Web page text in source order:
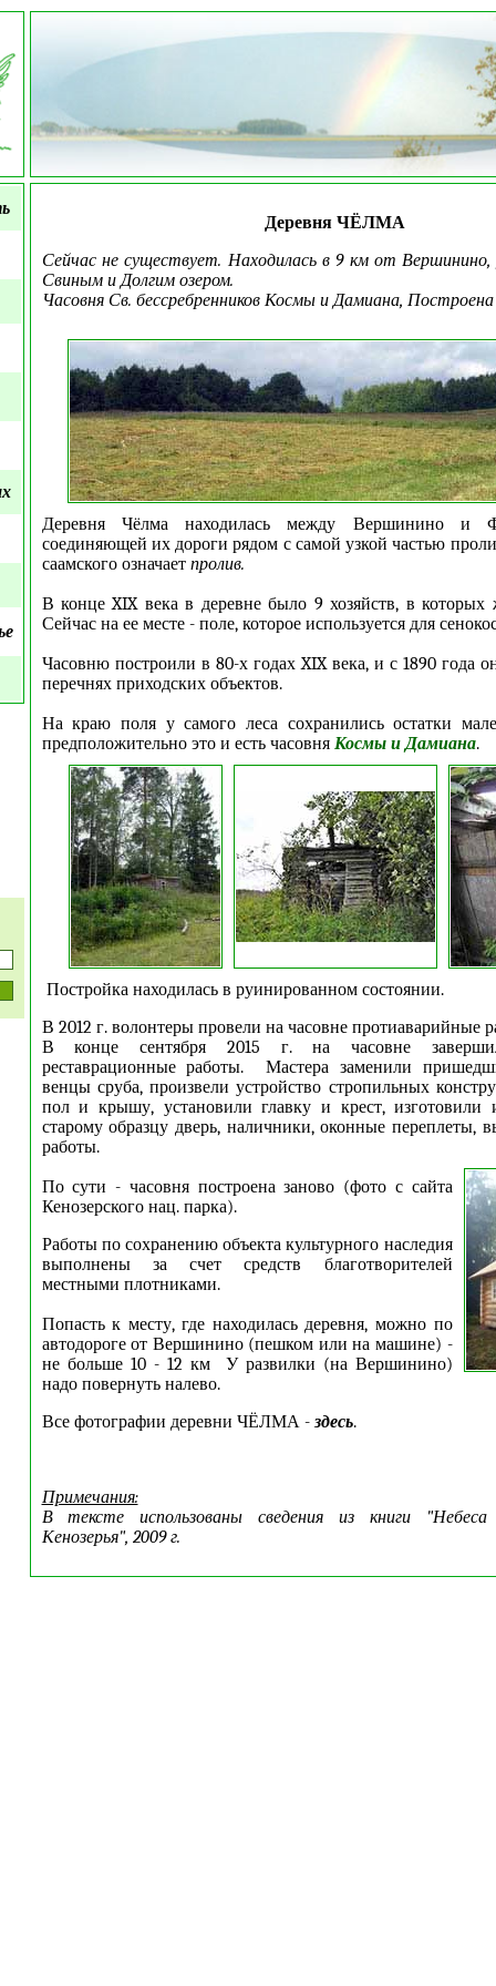
Деревня ЧЁЛМА
Сейчас не существует. Находилась в 9 км от
Свиным и Долгим озером.
Часовня Св. бессребренников Космы и Дамиана, Построена
Деревня Чёлма находилась между Вершинино и
соединяющей их дороги рядом с самой узкой частью
саамского означает пролив.
В конце XIX века в деревне было 9 хозяйств, в которых
Сейчас на ее месте - поле, которое используется для
Часовню построили в 80-х годах XIX века, и с 1890 года
перечнях приходских объектов.
На краю поля у самого леса сохранились остатки
предположительно это и есть часовня Космы и Дамиана.
Постройка находилась в руинированном состоянии.
В 2012 г. волонтеры провели на часовне протиаварийные
В конце сентября 2015 г. на часовне
реставрационные работы. Мастера заменили
венцы сруба, произвели устройство стропильных
пол и крышу, установили главку и крест, изготовили
старому образцу дверь, наличники, оконные переплеты,
работы.
По сути - часовня построена заново (фото с сайта
Кенозерского нац. парка).
Работы по сохранению объекта культурного наследия
выполнены за счет средств благотворителей
местными плотниками.
Попасть к месту, где находилась деревня, можно по
автодороге от Вершинино (пешком или на машине) -
не больше 10 - 12 км У развилки (на Вершинино)
надо повернуть налево.
Все фотографии деревни ЧЁЛМА -здесь.
Примечания:
В тексте использованы сведения из книги
Кенозерья", 2009 г.